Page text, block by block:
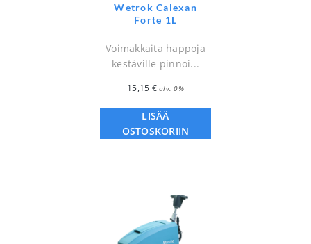
Wetrok Calexan
Forte 1L
Voimakkaita happoja
kestäville pinnoi...
15,15 € alv. 0%
LISÄÄ
OSTOSKORIIN